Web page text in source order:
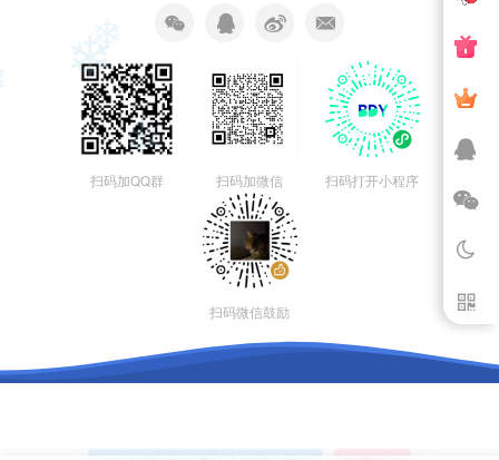
扫码加QQ群 扫码加微信 扫码打开小程序
扫码微信鼓励
❄
❄